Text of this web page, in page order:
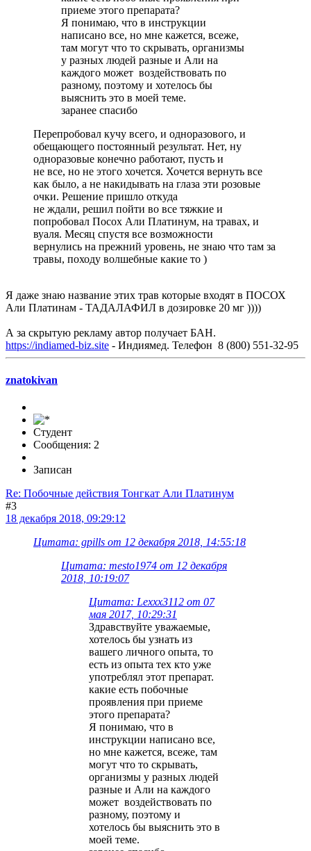
приеме этого препарата?
Я понимаю, что в инструкции
написано все, но мне кажется, всеже,
там могут что то скрывать, организмы
у разных людей разные и Али на
каждого может воздействовать по
разному, поэтому и хотелось бы
выяснить это в моей теме.
заранее спасибо
Перепробовал кучу всего, и одноразового, и
обещающего постоянный результат. Нет, ну
одноразовые конечно работают, пусть и
не все, но не этого хочется. Хочется вернуть все
как было, а не накидывать на глаза эти розовые
очки. Решение пришло откуда
не ждали, решил пойти во все тяжкие и
попробовал Посох Али Платинум, на травах, и
вуаля. Месяц спустя все возможности
вернулись на прежний уровень, не знаю что там за
травы, походу волшебные какие то )
Я даже знаю название этих трав которые входят в ПОСОХ
Али Платинам - ТАДАЛАФИЛ в дозировке 20 мг ))))
А за скрытую рекламу автор получает БАН.
https://indiamed-biz.site - Индиямед. Телефон 8 (800) 551-32-95
znatokivan
Студент
Сообщения: 2
Записан
Re: Побочные действия Тонгкат Али Платинум
#3
18 декабря 2018, 09:29:12
Цитата: gpills от 12 декабря 2018, 14:55:18
Цитата: mesto1974 от 12 декабря
2018, 10:19:07
Цитата: Lexxx3112 от 07
мая 2017, 10:29:31
Здравствуйте уважаемые,
хотелось бы узнать из
вашего личного опыта, то
есть из опыта тех кто уже
употреблял этот препарат.
какие есть побочные
проявления при приеме
этого препарата?
Я понимаю, что в
инструкции написано все,
но мне кажется, всеже, там
могут что то скрывать,
организмы у разных людей
разные и Али на каждого
может воздействовать по
разному, поэтому и
хотелось бы выяснить это в
моей теме.